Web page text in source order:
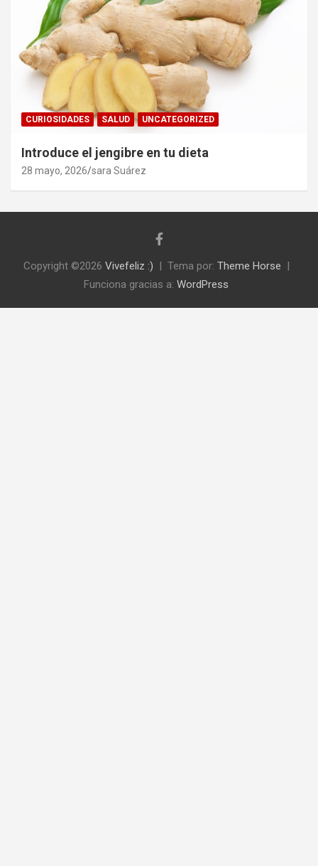
CURIOSIDADES SALUD UNCATEGORIZED
Introduce el jengibre en tu dieta
28 mayo, 2026 sara Suárez
Copyright ©2026 Vivefeliz :) Tema por: Theme Horse
Funciona gracias a: WordPress